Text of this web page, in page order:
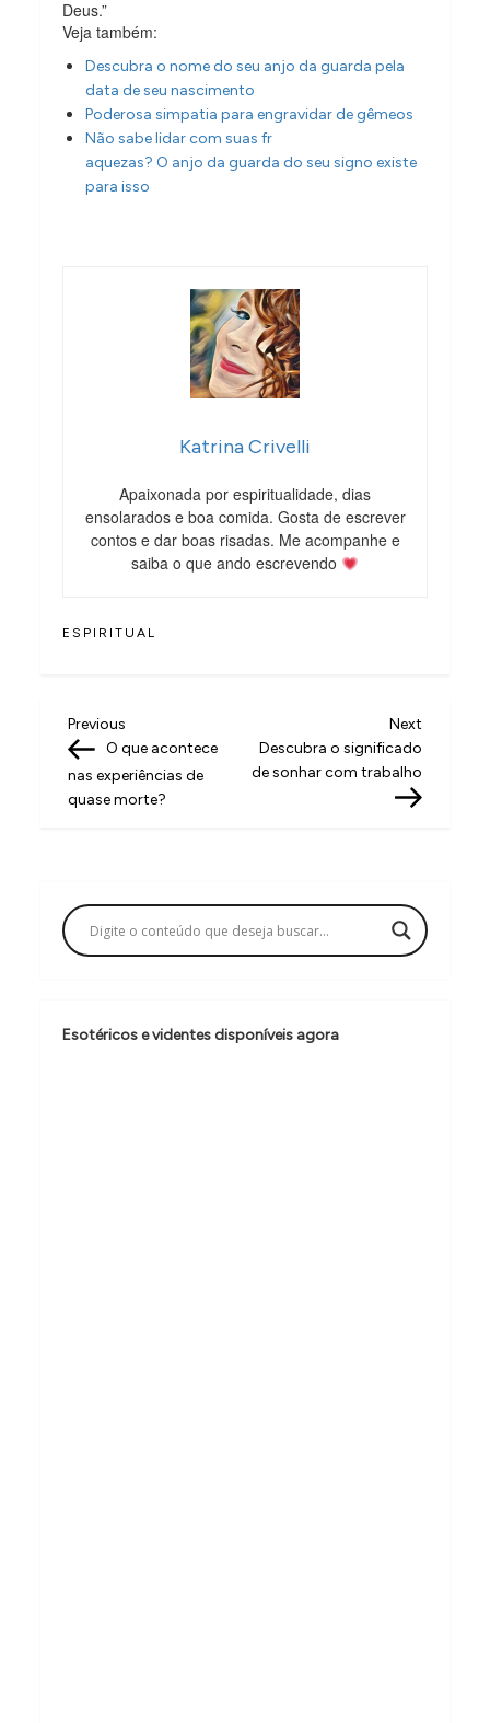
Deus.”
Veja também:
Descubra o nome do seu anjo da guarda pela
data de seu nascimento
Poderosa simpatia para engravidar de gêmeos
Não sabe lidar com suas fr
aquezas? O anjo da guarda do seu signo existe
para isso
Katrina Crivelli
Apaixonada por espiritualidade, dias
ensolarados e boa comida. Gosta de escrever
contos e dar boas risadas. Me acompanhe e
saiba o que ando escrevendo
ESPIRITUAL
N
a
v
a
ç
o
d
Previous
Post
Previous
O que acontece
nas experiências de
quase morte?
Next
Post
Next
Descubra o significado
de sonhar com trabalho
Esotéricos e videntes disponíveis agora